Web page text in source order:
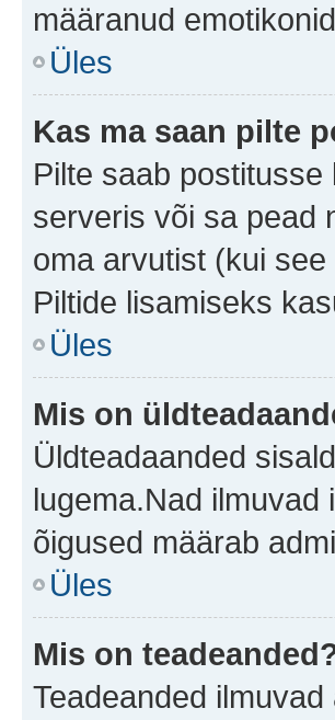
määranud
Üles
Kas ma saan pilte
Pilte saab
serveris või sa pead
oma arvutist (kui
Piltide lisamiseks
Üles
Mis on
Üldteadaanded
lugema.Nad ilmuvad
õigused määrab
Üles
Mis on
Teadeanded